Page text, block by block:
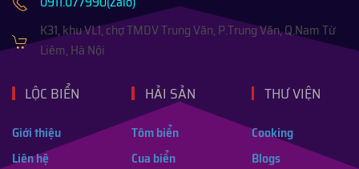
K31, khu VL1, chợ TMDV Trung Văn, P.Trung Văn, Q.Nam Từ
Liêm, Hà Nội
LỘC BIỂN
Giới thiệu
Liên hệ
HẢI SẢN
Tôm biển
Cua biển
THƯ VIỆN
Cooking
Blogs